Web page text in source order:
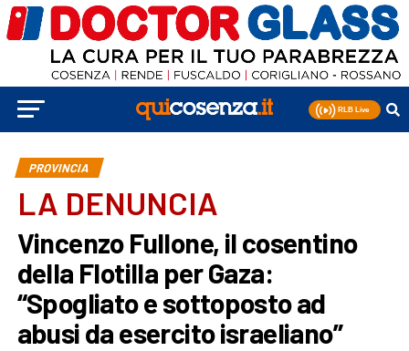
PROVINCIA
LA DENUNCIA
Vincenzo Fullone, il cosentino
della Flotilla per Gaza:
“Spogliato e sottoposto ad
abusi da esercito israeliano”